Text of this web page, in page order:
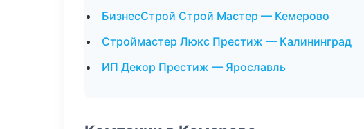
БизнесСтрой Строй Мастер — Кемерово
Строймастер Люкс Престиж — Калининград
ИП Декор Престиж — Ярославль